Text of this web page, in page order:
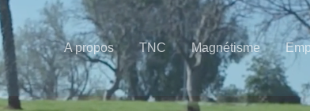
A propos TNC Magnétisme